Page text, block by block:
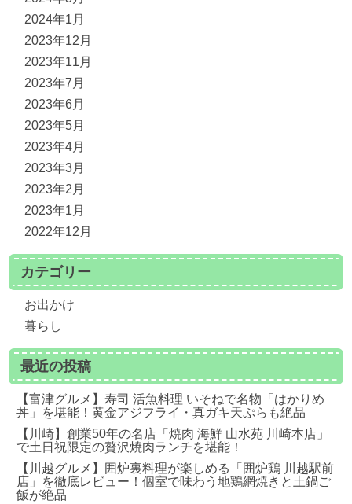
2024年1月
2023年12月
2023年11月
2023年7月
2023年6月
2023年5月
2023年4月
2023年3月
2023年2月
2023年1月
2022年12月
カテゴリー
お出かけ
暮らし
最近の投稿
【富津グルメ】寿司 活魚料理 いそねで名物「はかりめ
丼」を堪能！黄金アジフライ・真ガキ天ぷらも絶品
【川崎】創業50年の名店「焼肉 海鮮 山水苑 川崎本店」
で土日祝限定の贅沢焼肉ランチを堪能！
【川越グルメ】囲炉裏料理が楽しめる「囲炉鶏 川越駅前
店」を徹底レビュー！個室で味わう地鶏網焼きと土鍋ご
飯が絶品